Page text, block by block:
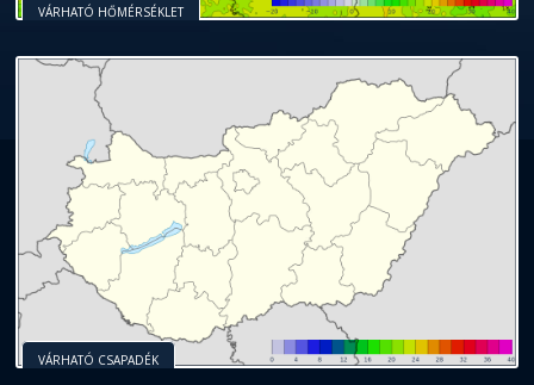
VÁRHATÓ HŐMÉRSÉKLET
VÁRHATÓ CSAPADÉK